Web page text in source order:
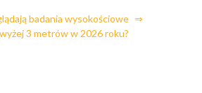
badania wysokościowe
3 metrów w 2026 roku?
⇒